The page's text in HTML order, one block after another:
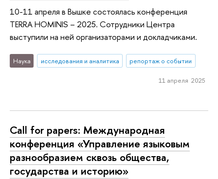
10-11 апреля в Вышке состоялась конференция
TERRA HOMINIS – 2025. Сотрудники Центра
выступили на ней организаторами и докладчиками.
Наука исследования и аналитика репортаж о событии
11 апреля 2025
Call for papers: Международная
конференция «Управление языковым
разнообразием сквозь общества,
государства и историю»